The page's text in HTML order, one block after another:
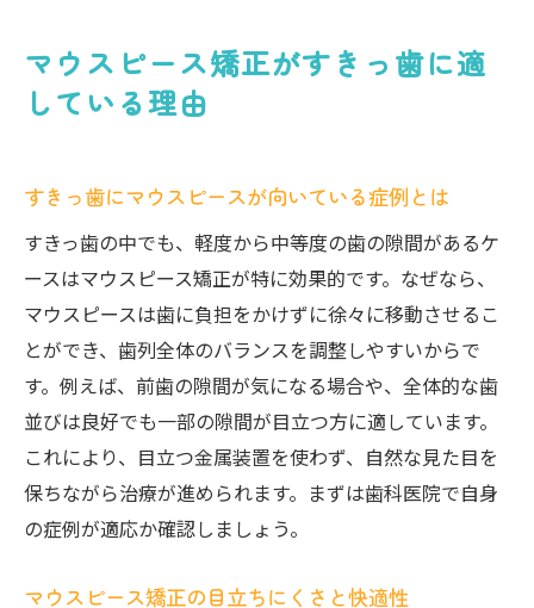
予約や通院頻度ですきっ歯治療を快適に
すきっ歯矯正後のフォローも重視して選択
すきっ歯を治したあとの生活で気をつけた
いこと
治療後の口腔ケアがすきっ歯再発予防の鍵
すきっ歯を治して得られる自信と笑顔
治療体験談から学ぶすきっ歯矯正後の注意
点
マウスピース矯正がすきっ歯に適
している理由
すきっ歯にマウスピースが向いている症例とは
すきっ歯の中でも、軽度から中等度の歯の隙間があるケ
ースはマウスピース矯正が特に効果的です。なぜなら、
マウスピースは歯に負担をかけずに徐々に移動させるこ
とができ、歯列全体のバランスを調整しやすいからで
す。例えば、前歯の隙間が気になる場合や、全体的な歯
並びは良好でも一部の隙間が目立つ方に適しています。
これにより、目立つ金属装置を使わず、自然な見た目を
保ちながら治療が進められます。まずは歯科医院で自身
の症例が適応か確認しましょう。
マウスピース矯正の目立ちにくさと快適性